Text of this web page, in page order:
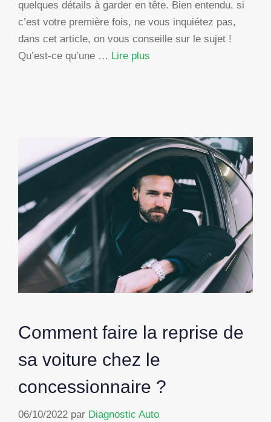
quelques détails à garder en tête. Bien entendu, si
c’est votre première fois, ne vous inquiétez pas,
dans cet article, on vous conseille sur le sujet !
Qu’est-ce qu’une … Lire plus
Comment faire la reprise de
sa voiture chez le
concessionnaire ?
06/10/2022 par Diagnostic Auto